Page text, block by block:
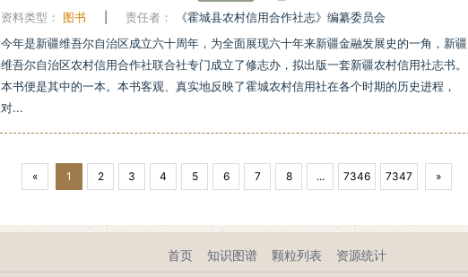
资料类型：
图书 责任者：
《霍城县农村信用合作社志》编纂委员会
今年是新疆维吾尔自治区成立六十周年，为全面展现六十年来新疆金融发展史的一角，新疆
维吾尔自治区农村信用合作社联合社专门成立了修志办，拟出版一套新疆农村信用社志书。
本书便是其中的一本。本书客观、真实地反映了霍城农村信用社在各个时期的历史进程，
对...
« 1 2 3 4 5 6 7 8 ... 7346 7347 »
首页 知识图谱 颗粒列表 资源统计